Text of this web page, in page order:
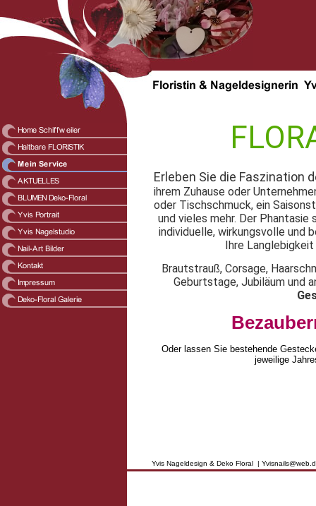
Erleben Sie die Faszination
ihrem Zuhause oder
oder Tischschmuck, ein
und vieles mehr. Der
individuelle, wirkungsvolle und
Ihre
Brautstrauß, Corsage,
Geburtstage, Jubiläum und
Oder lassen Sie bestehende
jeweilige
Yvis Nageldesign & Deko Floral |